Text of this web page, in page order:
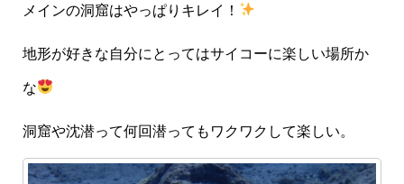
メインの洞窟はやっぱりキレイ！
地形が好きな自分にとってはサイコーに楽しい場所か
な
洞窟や沈潜って何回潜ってもワクワクして楽しい。